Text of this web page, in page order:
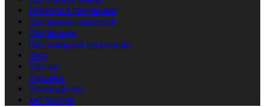
Подвесной светильник
Светильник подвесной
Светильники
Светодиодный светильник
Спот
Торшер
Торшеры
Точечный свет
Хит продаж